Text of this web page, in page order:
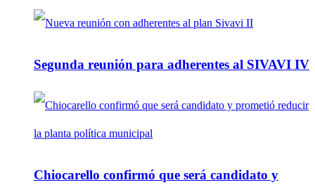
Segunda reunión para adherentes al SIVAVI IV
Chiocarello confirmó que será candidato y